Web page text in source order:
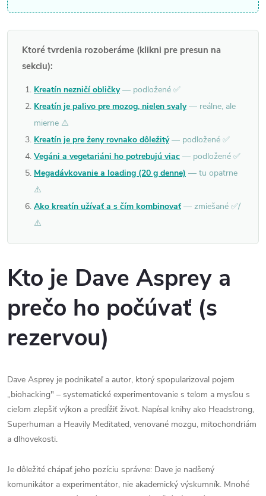
Ktoré tvrdenia rozoberáme (klikni pre presun na
sekciu):
Kreatín nezničí obličky — podložené ✅
Kreatín je palivo pre mozog, nielen svaly — reálne, ale
mierne ⚠️
Kreatín je pre ženy rovnako dôležitý — podložené ✅
Vegáni a vegetariáni ho potrebujú viac — podložené ✅
Megadávkovanie a loading (20 g denne) — tu opatrne
⚠️
Ako kreatín užívať a s čím kombinovať — zmiešané ✅/
⚠️
Kto je Dave Asprey a
prečo ho počúvať (s
rezervou)
Dave Asprey je podnikateľ a autor, ktorý spopularizoval pojem
„biohacking" – systematické experimentovanie s telom a mysľou s
cieľom zlepšiť výkon a predĺžiť život. Napísal knihy ako Headstrong,
Superhuman a Heavily Meditated, venované mozgu, mitochondriám
a dlhovekosti.
Je dôležité chápať jeho pozíciu správne: Dave je nadšený
komunikátor a experimentátor, nie akademický výskumník. Mnohé